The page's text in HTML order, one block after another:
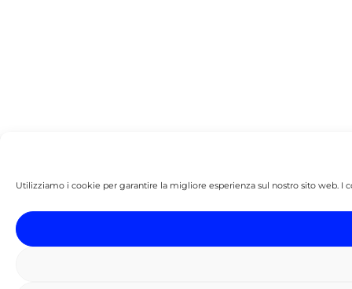
Utilizziamo i cookie per garantire la migliore esperienza sul nostro sito web.